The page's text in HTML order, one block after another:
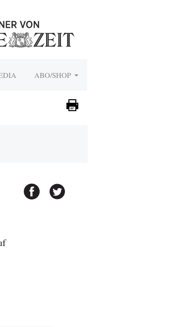
ABO/SHOP